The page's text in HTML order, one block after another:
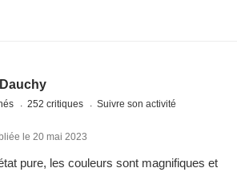
252 critiques Suivre son activité
le 20 mai 2023
pure, les couleurs sont magnifiques et